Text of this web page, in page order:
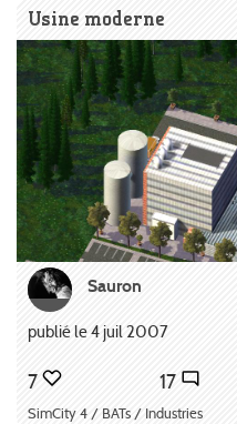
Usine moderne
Sauron
publié le 4 juil 2007
7 17
SimCity 4 / BATs / Industries